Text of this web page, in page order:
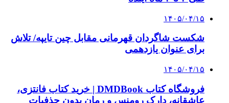
4 هفته پیش
از کجا تجهیزات ترافیکی باکیفیت بخریم؟ راهنمای
انتخاب بهترین فروشنده
۱۴۰۵/۰۴/۱۸
راه اندازی مرغداری؛ محاسبه هزینه، درآمد و سود با
طرح توجیهی